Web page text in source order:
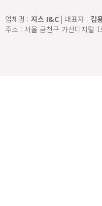
업체명 : 지스 I&C | 대표자 : 김
주소 : 서울 금천구 가산디지털